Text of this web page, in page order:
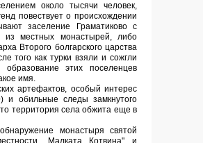
около тысячи человек,
повествует о происхождении
заселение Граматиково с
из местных монастырей, либо
Второго болгарского царства
того как турки взяли и сожгли
этих поселенцев
имя.
артефактов, особый интерес
и обильные следы замкнутого
территория села обжита еще в
монастыря святой
„Малката Котвина" и